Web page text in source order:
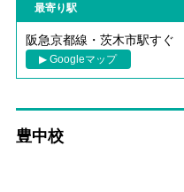
最寄り駅
阪急京都線・茨木市駅すぐ
▶ Googleマップ
豊中校